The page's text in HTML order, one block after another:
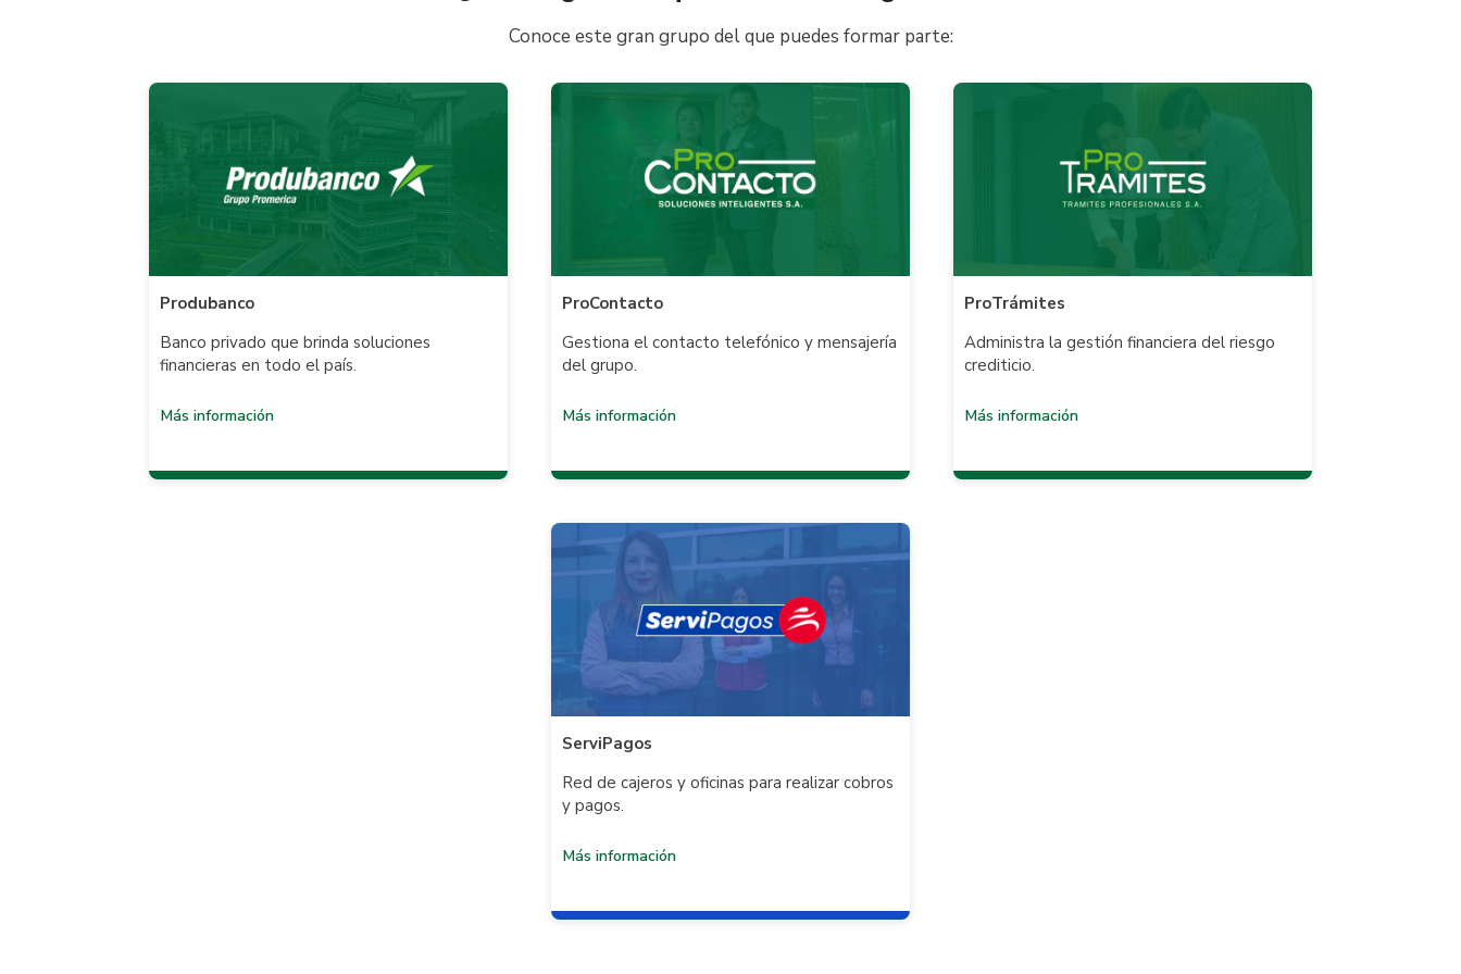
Conoce este gran grupo del que puedes formar parte:
Produbanco
Banco privado que brinda soluciones
financieras en todo el país.
Más información
ProContacto
Gestiona el contacto telefónico y mensajería
del grupo.
Más información
ProTrámites
Administra la gestión financiera del riesgo
crediticio.
Más información
ServiPagos
Red de cajeros y oficinas para realizar cobros
y pagos.
Más información